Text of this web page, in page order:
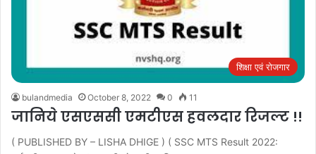
शिक्षा एवं रोजगार
bulandmedia October 8, 2022 0 11
जानिये एसएससी एमटीएस हवलदार रिजल्ट !!
( PUBLISHED BY – LISHA DHIGE ) ( SSC MTS Result 2022: